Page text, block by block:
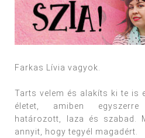
Farkas Lívia vagyok.
Tarts velem és alakíts ki te is
életet, amiben egyszerre
határozott, laza és szabad.
annyit, hogy tegyél magadért.